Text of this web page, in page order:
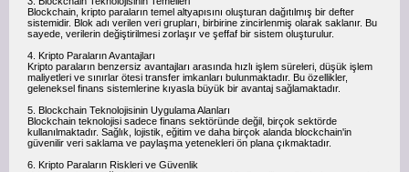
Blockchain, kripto paraların temel altyapısını oluşturan dağıtılmış bir defter
sistemidir. Blok adı verilen veri grupları, birbirine zincirlenmiş olarak saklanır. Bu
sayede, verilerin değiştirilmesi zorlaşır ve şeffaf bir sistem oluşturulur.
4. Kripto Paraların Avantajları
Kripto paraların benzersiz avantajları arasında hızlı işlem süreleri, düşük işlem
maliyetleri ve sınırlar ötesi transfer imkanları bulunmaktadır. Bu özellikler,
geleneksel finans sistemlerine kıyasla büyük bir avantaj sağlamaktadır.
5. Blockchain Teknolojisinin Uygulama Alanları
Blockchain teknolojisi sadece finans sektöründe değil, birçok sektörde
kullanılmaktadır. Sağlık, lojistik, eğitim ve daha birçok alanda blockchain'in
güvenilir veri saklama ve paylaşma yetenekleri ön plana çıkmaktadır.
6. Kripto Paraların Riskleri ve Güvenlik